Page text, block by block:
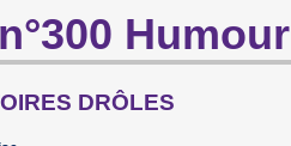
n°300 Humour
DRÔLES